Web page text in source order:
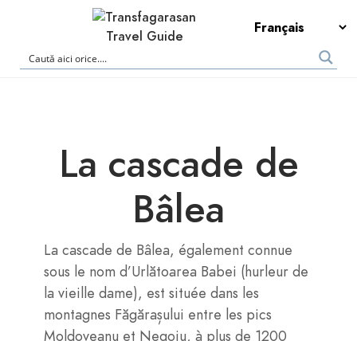
La cascade de
Bâlea
La cascade de Bâlea, également connue
sous le nom d’Urlătoarea Babei (hurleur de
la vieille dame), est située dans les
montagnes Făgărașului entre les pics
Moldoveanu et Negoiu, à plus de 1200